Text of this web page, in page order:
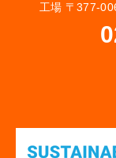
工場 〒377-